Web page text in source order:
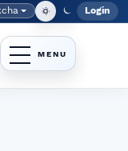
Login